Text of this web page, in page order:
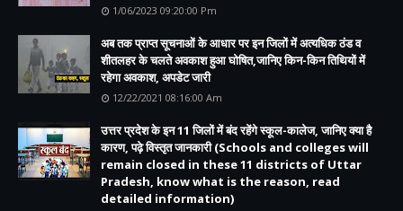
1/06/2023 09:20:00 Pm
अब तक प्राप्त सूचनाओं के आधार पर इन जिलों में अत्यधिक ठंड व
शीतलहर के चलते अवकाश हुआ घोषित,जानिए किन-किन तिथियों में
रहेगा अवकाश, अपडेट जारी
12/22/2021 08:16:00 Am
उत्तर प्रदेश के इन 11 जिलों में बंद रहेंगे स्कूल-कालेज, जानिए क्या है
कारण, पढ़े विस्तृत जानकारी (Schools and colleges will
remain closed in these 11 districts of Uttar
Pradesh, know what is the reason, read
detailed information)